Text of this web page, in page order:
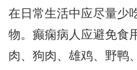
在日常生活中应尽量少
物。癫痫病人应避免食
肉、狗肉、雄鸡、野鸭